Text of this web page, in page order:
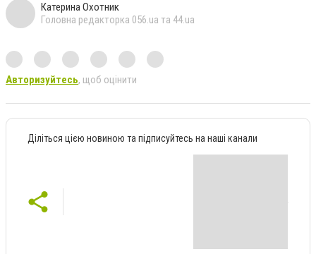
Катерина Охотник
Головна редакторка 056.ua та 44.ua
Авторизуйтесь, щоб оцінити
Діліться цією новиною та підписуйтесь на наші канали